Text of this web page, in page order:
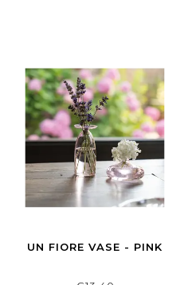
UN FIORE VASE - PINK